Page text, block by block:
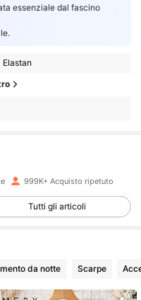
essenziale dal fascino
Elastan
999K+ Acquisto ripetuto
Tutti gli articoli
da notte Scarpe